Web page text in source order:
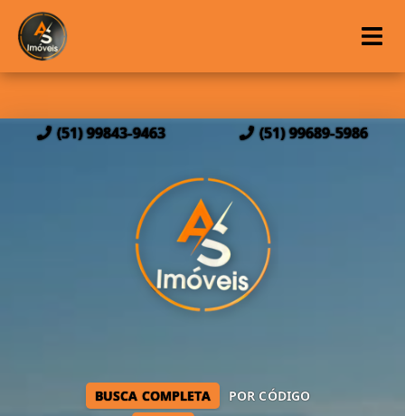
(51) 99843-9463 (51) 99689-5986
BUSCA COMPLETA POR CÓDIGO